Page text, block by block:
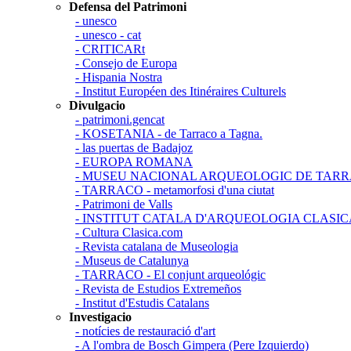
Defensa del Patrimoni
- unesco
- unesco - cat
- CRITICARt
- Consejo de Europa
- Hispania Nostra
- Institut Européen des Itinéraires Culturels
Divulgacio
- patrimoni.gencat
- KOSETANIA - de Tarraco a Tagna.
- las puertas de Badajoz
- EUROPA ROMANA
- MUSEU NACIONAL ARQUEOLOGIC DE
- TARRACO - metamorfosi d'una ciutat
- Patrimoni de Valls
- INSTITUT CATALA D'ARQUEOLOGIA
- Cultura Clasica.com
- Revista catalana de Museologia
- Museus de Catalunya
- TARRACO - El conjunt arqueológic
- Revista de Estudios Extremeños
- Institut d'Estudis Catalans
Investigacio
- notícies de restauració d'art
- A l'ombra de Bosch Gimpera (Pere Izquierdo)